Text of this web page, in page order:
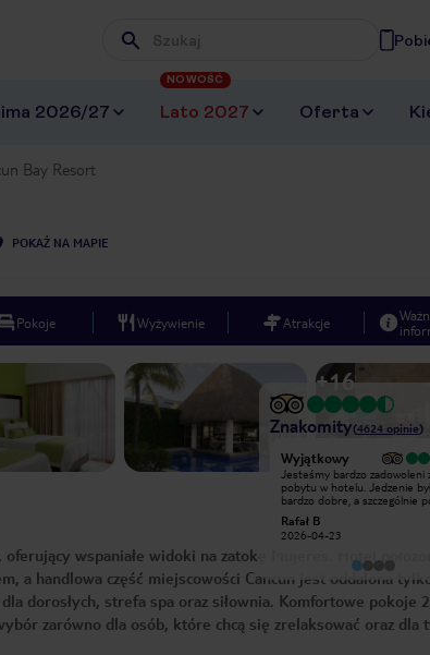
Wpisz frazę, której szukasz
2026/27 Lato 2027
NOWOŚĆ
Oferta
Bay Resort
POKAŻ NA MAPIE
Pokoje Wyżywienie Atrakcje
+16
Znakomity(4624 opinie)
Bardzo dobry
Wspaniałe otoczenie, dobre jedzenie,
w stylu mexico.
Wyjątkowy
Jesteśmy bardzo zadowoleni
pobytu w hotelu. Jedzenie
bardzo dobre, a szczególnie
jest na bardzo wysokim
Nasz urlop był jeszcze
świetnie się nami opiekowali. Pokoje
były bardzo czyste, a za ich
przygotowanie chcielibyśmy
szczególnie podziękować
Dziękujemy za wspaniały
czystym sumieniem
Rafał B
2026-04-23
wspaniałe widoki na zatokę Mujeres. Hotel
a handlowa część miejscowości Cancun jest oddalona
dorosłych, strefa spa oraz siłownia. Komfortowe pokoje
zarówno dla osób, które chcą się zrelaksować oraz dla